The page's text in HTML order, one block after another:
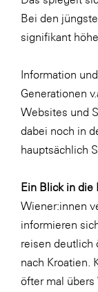
Bei den
signifikant
Information
Generationen
Websites und
dabei noch in
hauptsächlich
Ein Blick in die
Wiener:innen
informieren
reisen deutlich
nach Kroatien.
öfter mal